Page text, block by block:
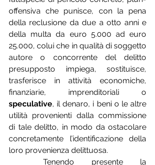
offensiva che punisce, con la pena
della reclusione da due a otto anni e
della multa da euro 5.000 ad euro
25.000, colui che in qualità di soggetto
autore o concorrente del delitto
presupposto impiega, sostituisce,
trasferisce in attività economiche,
speculative, il denaro, i beni o le altre
utilità provenienti dalla commissione
di tale delitto, in modo da ostacolare
concretamente l’identificazione della
loro provenienza delittuosa.
	Tenendo presente la